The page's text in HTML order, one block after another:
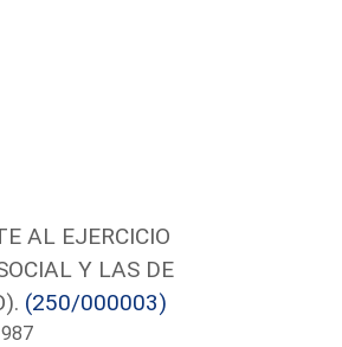
AL EJERCICIO
Y LAS DE
(250/000003)